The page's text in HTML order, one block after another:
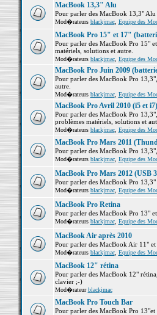
MacBook 13,3" Alu
Pour parler des MacBook 13,3"
Mod�rateurs blackjmac, Equipe des
MacBook Pro 15" et 17"
Pour parler des MacBook Pro 15"
matériels, solutions et autre.
Mod�rateurs blackjmac, Equipe des
MacBook Pro Juin 2009
Pour parler des MacBook Pro
autre.
Mod�rateurs blackjmac, Equipe des
MacBook Pro Avril 2010 (i5 et i7)
Pour parler des MacBook Pro
problèmes matériels, solutions et
Mod�rateurs blackjmac, Equipe des
MacBook Pro Mars 2011
Pour parler des MacBook Pro
Mod�rateurs blackjmac, Equipe des
MacBook Pro Mars 2012 (USB
Pour parler des MacBook Pro
Mod�rateurs blackjmac, Equipe des
MacBook Pro Retina
Pour parler des MacBook Pro 13"
Mod�rateurs blackjmac, Equipe des
MacBook Air après 2010
Pour parler des MacBook Air 11"
Mod�rateurs blackjmac, Equipe des
MacBook 12" rétina
Pour parler des MacBook 12"
clavier ;-)
Mod�rateurblackjmac
MacBook Pro Touch Bar
Pour parler des MacBook Pro